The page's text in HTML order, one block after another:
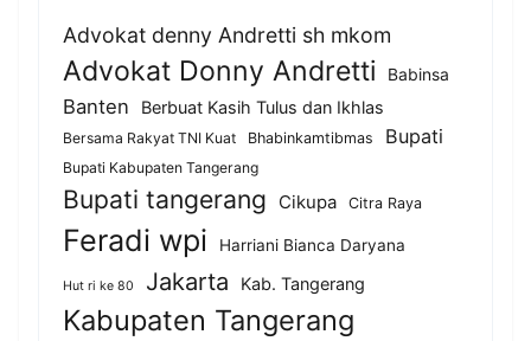
Advokat denny Andretti sh mkom
Advokat Donny Andretti Babinsa
Banten Berbuat Kasih Tulus dan Ikhlas
Bersama Rakyat TNI Kuat Bhabinkamtibmas Bupati
Bupati Kabupaten Tangerang
Bupati tangerang Cikupa Citra Raya
Feradi wpi Harriani Bianca Daryana
Hut ri ke 80 Jakarta Kab. Tangerang
Kabupaten Tangerang